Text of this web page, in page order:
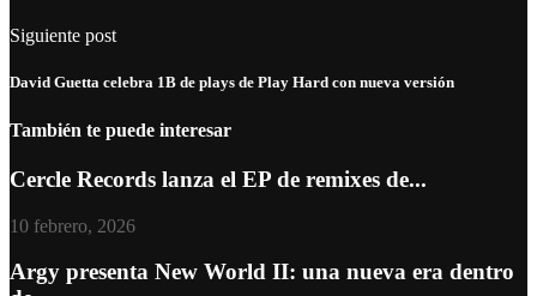
Siguiente post
David Guetta celebra 1B de plays de Play Hard con nueva versión
También te puede interesar
Cercle Records lanza el EP de remixes de...
10 febrero, 2026
Argy presenta New World II: una nueva era dentro